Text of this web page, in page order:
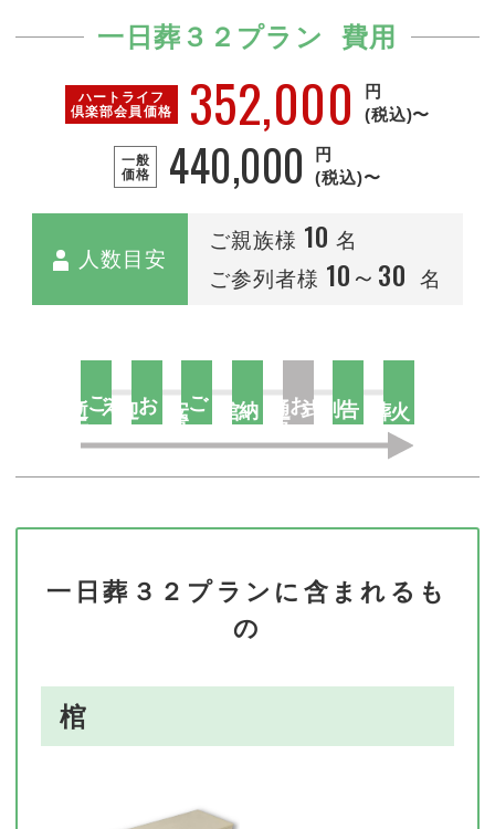
一日葬３２プラン 費用
ハートライフ
倶楽部会員価格 352,000
円
(税込)〜
一般
価格
440,000
円
(税込)〜
人数目安
ご親族様 10 名
ご参列者様 10～30 名
ご逝
去 お迎え ご安
置 納棺 お通
夜 告別式 火葬
一日葬３２プランに含まれるも
の
棺